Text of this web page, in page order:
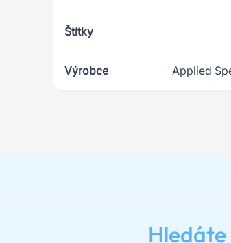
Štítky
Výrobce Applied